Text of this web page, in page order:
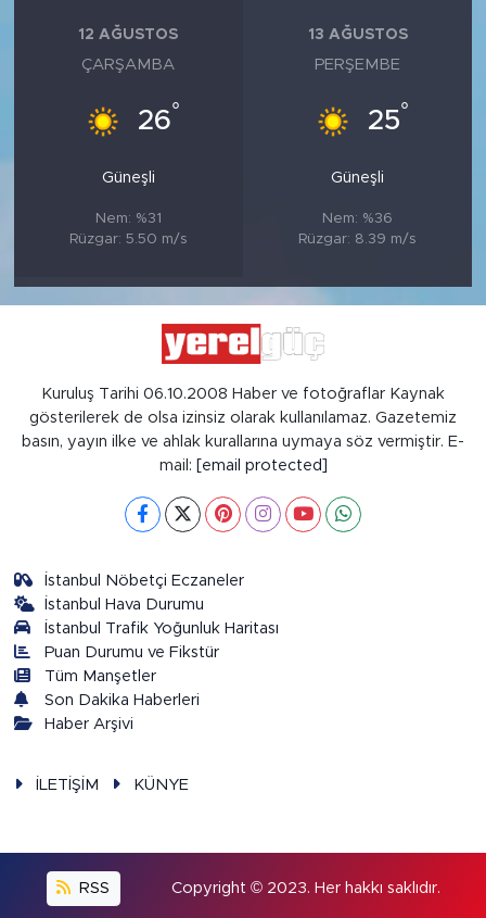
12 AĞUSTOS
ÇARŞAMBA
26°
Güneşli
Nem: %31
Rüzgar: 5.50 m/s
13 AĞUSTOS
PERŞEMBE
25°
Güneşli
Nem: %36
Rüzgar: 8.39 m/s
Kuruluş Tarihi 06.10.2008 Haber ve fotoğraflar Kaynak
gösterilerek de olsa izinsiz olarak kullanılamaz. Gazetemiz
basın, yayın ilke ve ahlak kurallarına uymaya söz vermiştir. E-
mail: [email protected]
İstanbul Nöbetçi Eczaneler
İstanbul Hava Durumu
İstanbul Trafik Yoğunluk Haritası
Puan Durumu ve Fikstür
Tüm Manşetler
Son Dakika Haberleri
Haber Arşivi
İLETİŞİM KÜNYE
RSS Copyright © 2023. Her hakkı saklıdır.